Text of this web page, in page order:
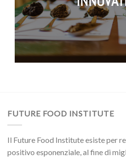
FUTURE FOOD INSTITUTE
Il Future Food Institute esiste per
positivo esponenziale, al fine di